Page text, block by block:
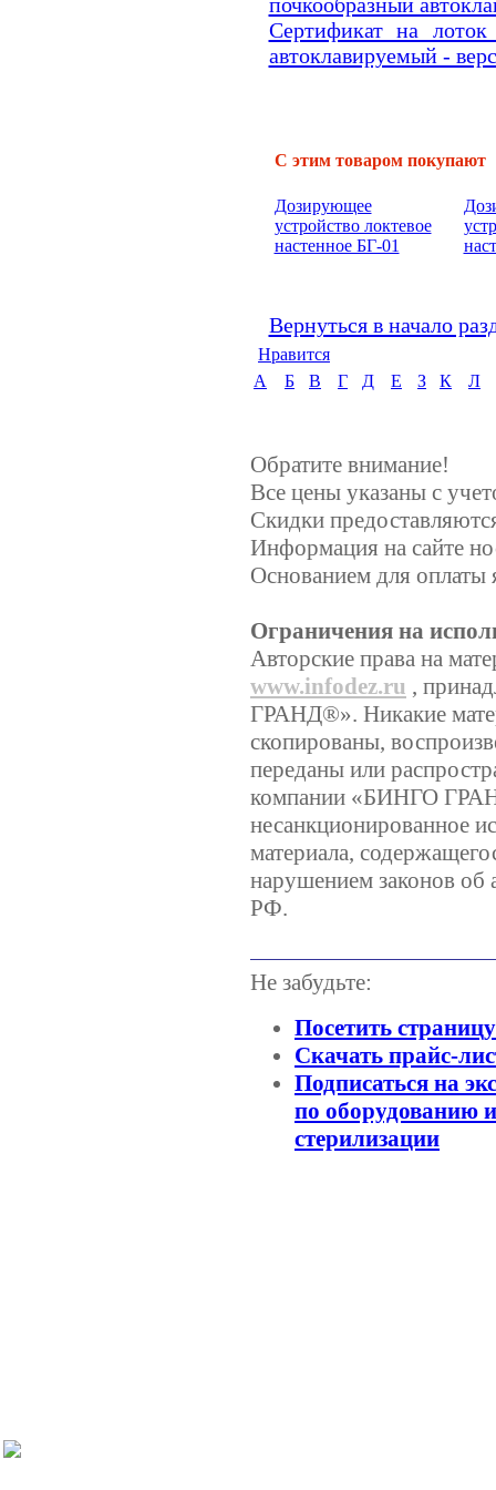
Сертификат на
автоклавируемый -
С этим товаром покупают
Дозирующее
устройство локтевое
настенное БГ-01
Вернуться в начало
Нравится
А
Б В Г Д Е З К Л
Обратите внимание!
Все цены указаны с
Скидки
Информация на сайте
Основанием для оплаты
Ограничения на
Авторские права на
www.infodez.ru ,
ГРАНД®». Никакие
скопированы,
переданы или
компании «БИНГО
несанкционированное
материала,
нарушением законов об
РФ.
Не забудьте:
Посетить
Скачать прайс-
Подписаться на
по оборудованию
стерилизации